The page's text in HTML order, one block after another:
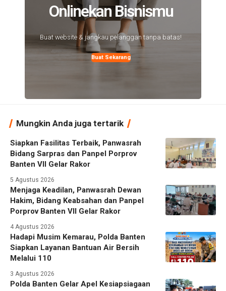
Onlinekan Bisnismu
Buat website & jangkau pelanggan tanpa batas!
Buat Sekarang
Mungkin Anda juga tertarik
Siapkan Fasilitas Terbaik, Panwasrah
Bidang Sarpras dan Panpel Porprov
Banten VII Gelar Rakor
5 Agustus 2026
Menjaga Keadilan, Panwasrah Dewan
Hakim, Bidang Keabsahan dan Panpel
Porprov Banten VII Gelar Rakor
4 Agustus 2026
Hadapi Musim Kemarau, Polda Banten
Siapkan Layanan Bantuan Air Bersih
Melalui 110
3 Agustus 2026
Polda Banten Gelar Apel Kesiapsiagaan